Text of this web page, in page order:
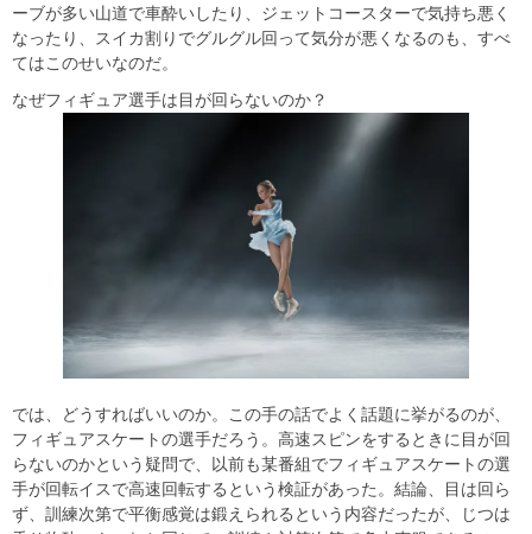
ーブが多い山道で車酔いしたり、ジェットコースターで気持ち悪く
なったり、スイカ割りでグルグル回って気分が悪くなるのも、すべ
てはこのせいなのだ。
なぜフィギュア選手は目が回らないのか？
では、どうすればいいのか。この手の話でよく話題に挙がるのが、
フィギュアスケートの選手だろう。高速スピンをするときに目が回
らないのかという疑問で、以前も某番組でフィギュアスケートの選
手が回転イスで高速回転するという検証があった。結論、目は回ら
ず、訓練次第で平衡感覚は鍛えられるという内容だったが、じつは